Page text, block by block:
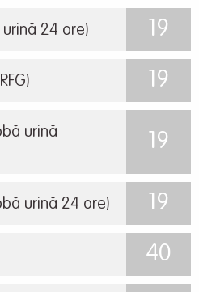
24 ore) 19
19
urină
19
urină 24 ore) 19
40